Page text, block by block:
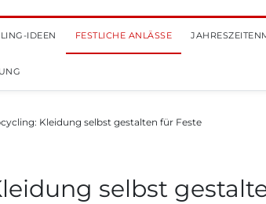
IDEEN FESTLICHE ANLÄSSE
Kleidung selbst gestalten für Feste
selbst